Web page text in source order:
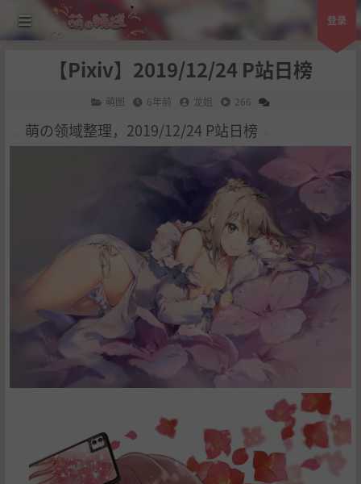
登录
【Pixiv】2019/12/24 P站日榜
萌图 6年前 龙姐 266
萌の领域整理，2019/12/24 P站日榜